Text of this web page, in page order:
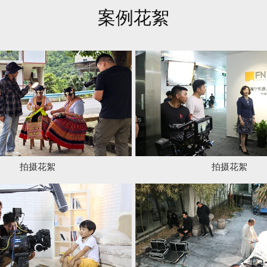
案例花絮
拍摄花絮 拍摄花絮